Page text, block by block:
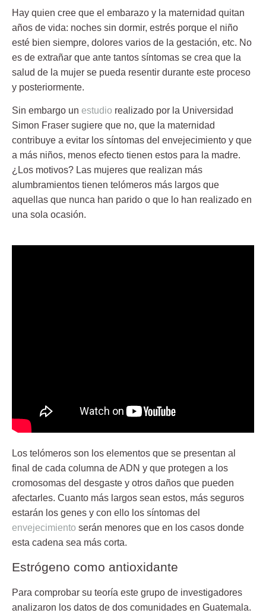
Hay quien cree que el embarazo y la maternidad quitan
años de vida: noches sin dormir, estrés porque el niño
esté bien siempre, dolores varios de la gestación, etc. No
es de extrañar que ante tantos síntomas se crea que la
salud de la mujer se pueda resentir durante este proceso
y posteriormente.
Sin embargo un estudio realizado por la Universidad
Simon Fraser sugiere que no, que la maternidad
contribuye a evitar los síntomas del envejecimiento y que
a más niños, menos efecto tienen estos para la madre.
¿Los motivos? Las mujeres que realizan más
alumbramientos tienen telómeros más largos que
aquellas que nunca han parido o que lo han realizado en
una sola ocasión.
Los telómeros son los elementos que se presentan al
final de cada columna de ADN y que protegen a los
cromosomas del desgaste y otros daños que pueden
afectarles. Cuanto más largos sean estos, más seguros
estarán los genes y con ello los síntomas del
envejecimiento serán menores que en los casos donde
esta cadena sea más corta.
Estrógeno como antioxidante
Para comprobar su teoría este grupo de investigadores
analizaron los datos de dos comunidades en Guatemala.